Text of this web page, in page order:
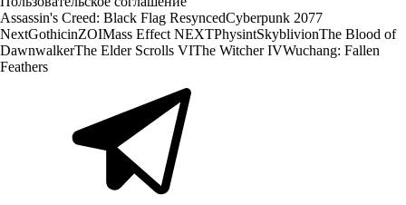
Assassin's Creed: Black Flag ResyncedCyberpunk 2077
NextGothicinZOIMass Effect NEXTPhysintSkyblivionThe Blood of
DawnwalkerThe Elder Scrolls VIThe Witcher IVWuchang: Fallen
Feathers